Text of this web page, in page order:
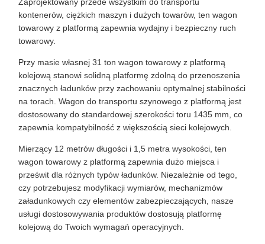
kontenerów, ciężkich maszyn i dużych towarów, ten wagon
towarowy z platformą zapewnia wydajny i bezpieczny ruch
towarowy.
Przy masie własnej 31 ton wagon towarowy z platformą
kolejową stanowi solidną platformę zdolną do przenoszenia
znacznych ładunków przy zachowaniu optymalnej stabilności
na torach. Wagon do transportu szynowego z platformą jest
dostosowany do standardowej szerokości toru 1435 mm, co
zapewnia kompatybilność z większością sieci kolejowych.
Mierzący 12 metrów długości i 1,5 metra wysokości, ten
wagon towarowy z platformą zapewnia dużo miejsca i
prześwit dla różnych typów ładunków. Niezależnie od tego,
czy potrzebujesz modyfikacji wymiarów, mechanizmów
załadunkowych czy elementów zabezpieczających, nasze
usługi dostosowywania produktów dostosują platformę
kolejową do Twoich wymagań operacyjnych.